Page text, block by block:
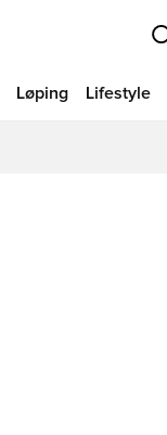
Løping Lifestyle